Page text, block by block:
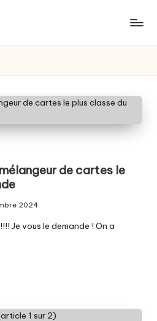
de cartes le
2024
Je vous le demande ! On a